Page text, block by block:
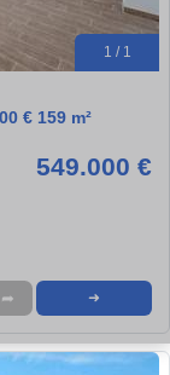
1 / 1
€ 159 m²
549.000 €
➦ ➜